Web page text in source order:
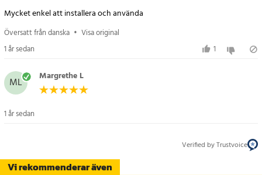
- Strömförsörjning: 5V/1A
- Storlek: 31,5 x 18,5 x 16 cm
- Vikt: 1,47 kg
Artikelnummer:111961
Vi rekommenderar även
Mycket enkel att installera och använda
Översatt från danska • Visa original
1 år sedan
1
ML Margrethe L
1 år sedan
Verified by Trustvoice